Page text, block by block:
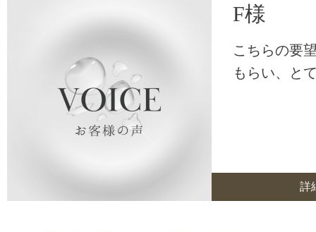
F様
こちらの要
もらい、と
詳